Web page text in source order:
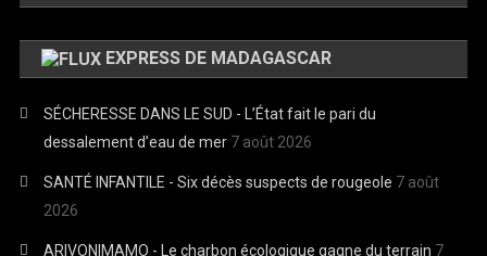
EXPRESS DE MADAGASCAR
SÉCHERESSE DANS LE SUD - L’État fait le pari du
dessalement d’eau de mer 7 août 2026
SANTÉ INFANTILE - Six décès suspects de rougeole 7 août
2026
ARIVONIMAMO - Le charbon écologique gagne du terrain 7